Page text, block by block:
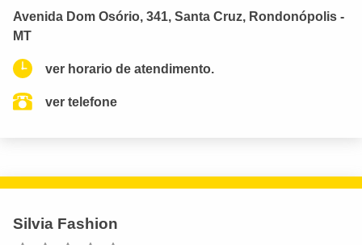
Avenida Dom Osório, 341, Santa Cruz, Rondonópolis -
MT
ver horario de atendimento.
ver telefone
Silvia Fashion